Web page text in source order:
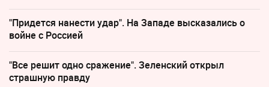
"Придется нанести удар". На Западе высказались о
войне с Россией
"Все решит одно сражение". Зеленский открыл
страшную правду